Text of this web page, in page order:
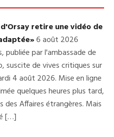
retire une vidéo de
6 août 2026
publiée par l'ambassade de
suscite de vives critiques sur
4 août 2026. Mise en ligne
quelques heures plus tard,
Affaires étrangères. Mais
[…]